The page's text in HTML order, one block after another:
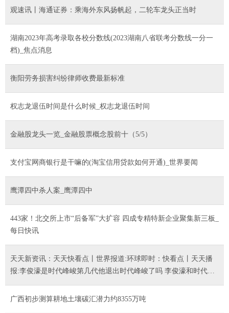
观速讯丨海通证券：乘海外东风扬帆起，二轮车龙头正当时
湖南2023年高考录取各校分数线(2023湖南八省联考分数线一分一
档)_焦点消息
衡阳劳务损害纠纷律师收费最新标准
权志龙退伍时间是什么时候_权志龙退伍时间
金融股龙头一览_金融股票概念股前十（5/5）
支付宝网商银行是干嘛的(淘宝信用贷款如何开通)_世界要闻
鹰潭四中杀人案_鹰潭四中
443家！北交所上市“后备军”大扩容 四成专精特新企业聚集新三板_
每日快讯
天天新资讯：天天快看点丨世界报道:环球即时：快看点丨天天播
报:李俊濠是时代峰峻第几代他退出时代峰峻了吗 李俊濠和时代少
广西初步测算耕地土壤碳汇潜力约8355万吨